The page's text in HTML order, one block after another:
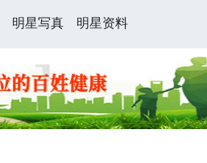
明星写真 明星资料